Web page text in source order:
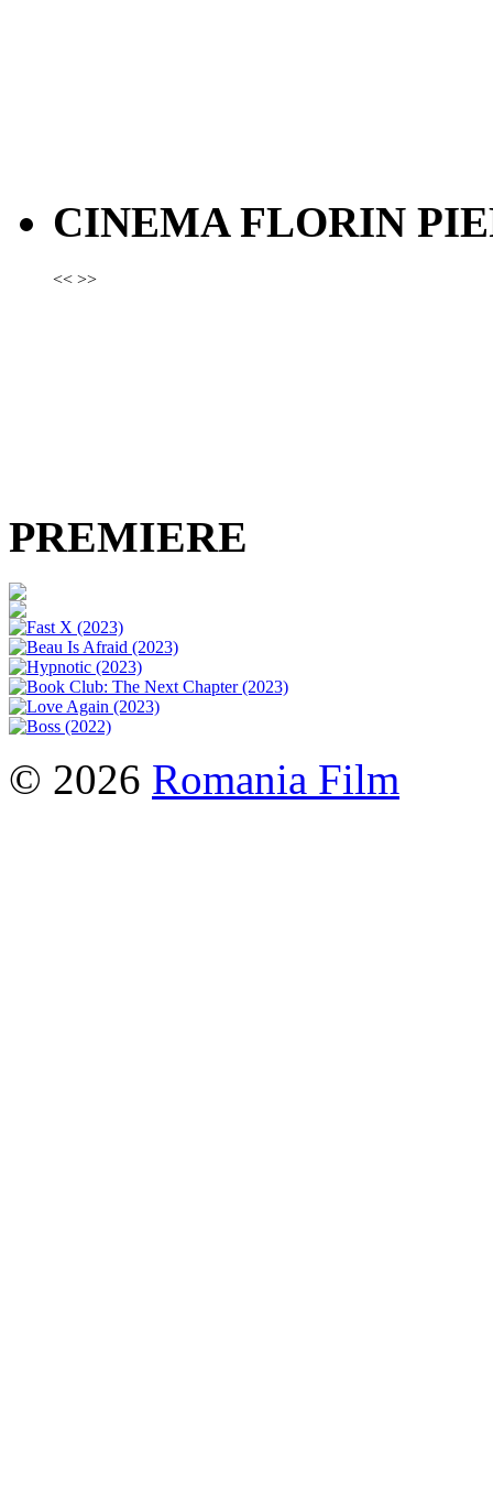
CINEMA FLORIN
<< >>
PREMIERE
© 2026 Romania Film